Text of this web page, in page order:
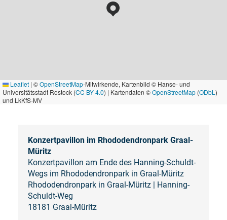
Leaflet | ©OpenStreetMap-Mitwirkende, Kartenbild © Hanse- und
Universitätsstadt Rostock (CC BY 4.0) | Kartendaten ©OpenStreetMap (ODbL )
und LkKfS-MV
Konzertpavillon im Rhododendronpark Graal-
Müritz
Konzertpavillon am Ende des Hanning-Schuldt-
Wegs im Rhododendronpark in Graal-Müritz
Rhododendronpark in Graal-Müritz | Hanning-
Schuldt-Weg
18181 Graal-Müritz